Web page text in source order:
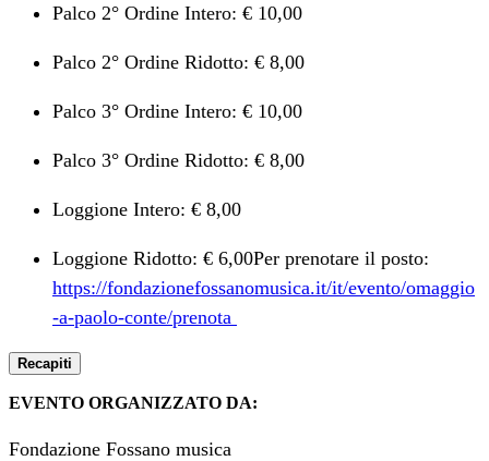
Palco 2° Ordine Intero: € 10,00
Palco 2° Ordine Ridotto: € 8,00
Palco 3° Ordine Intero: € 10,00
Palco 3° Ordine Ridotto: € 8,00
Loggione Intero: € 8,00
Loggione Ridotto: € 6,00Per prenotare il posto:
https://fondazionefossanomusica.it/it/evento/omaggio
-a-paolo-conte/prenota
Recapiti
EVENTO ORGANIZZATO DA:
Fondazione Fossano musica